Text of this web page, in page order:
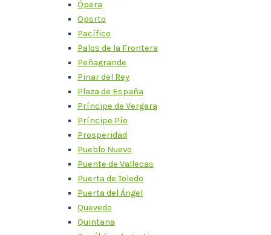
Ópera
Oporto
Pacífico
Palos de la Frontera
Peñagrande
Pinar del Rey
Plaza de España
Príncipe de Vergara
Príncipe Pío
Prosperidad
Pueblo Nuevo
Puente de Vallecas
Puerta de Toledo
Puerta del Ángel
Quevedo
Quintana